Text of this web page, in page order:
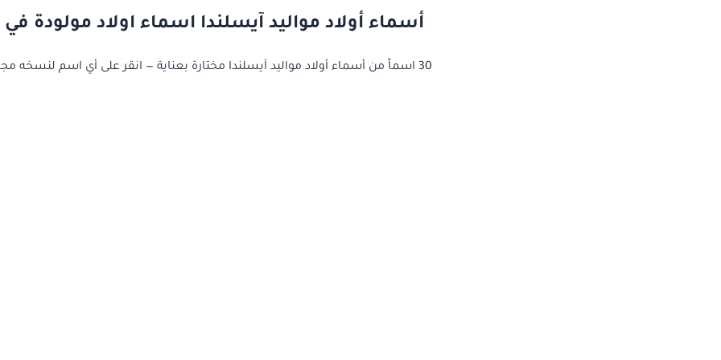
أسماء أولاد مواليد آيسلندا اسماء اولاد مولودة في
30 اسماً من أسماء أولاد مواليد آيسلندا مختارة بعناية — انقر على أي اسم لنسخه مجاناً لحساباتك.